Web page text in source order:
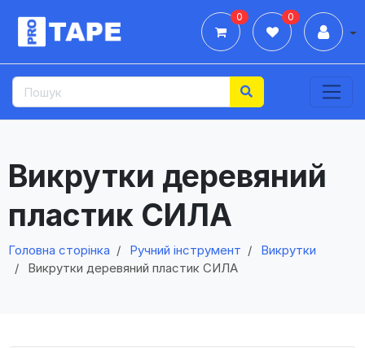
0 0
Викрутки деревяний
пластик СИЛА
Головна сторінка Ручний інструмент
Викрутки
Викрутки деревяний пластик СИЛА